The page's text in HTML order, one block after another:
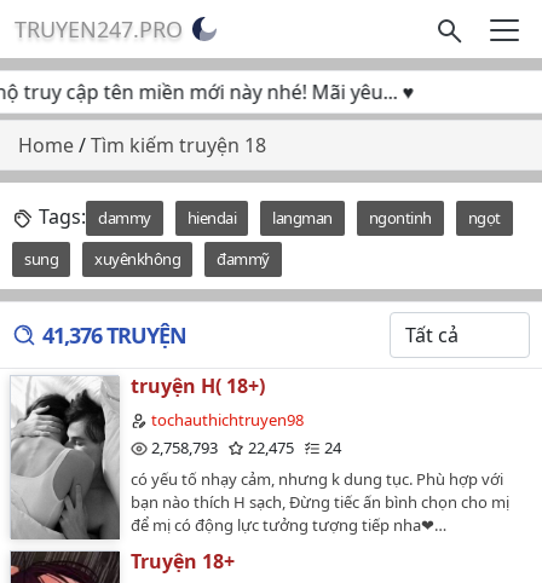
TRUYEN247.PRO
cập tên miền mới này nhé! Mãi yêu... ♥
Home/Tìm kiếm truyện 18
Tags: dammy hiendai langman ngontinh
ngọt
sung
xuyênkhông đammỹ
41,376 TRUYỆN
truyện H( 18+)
tochauthichtruyen98
2,758,793
22,475
24
có yếu tố nhạy cảm, nhưng k dung tục. Phù hợp với
bạn nào thích H sạch, Đừng tiếc ấn bình chọn cho mị
để mị có động lực tưởng tượng tiếp nha❤…
Truyện 18+